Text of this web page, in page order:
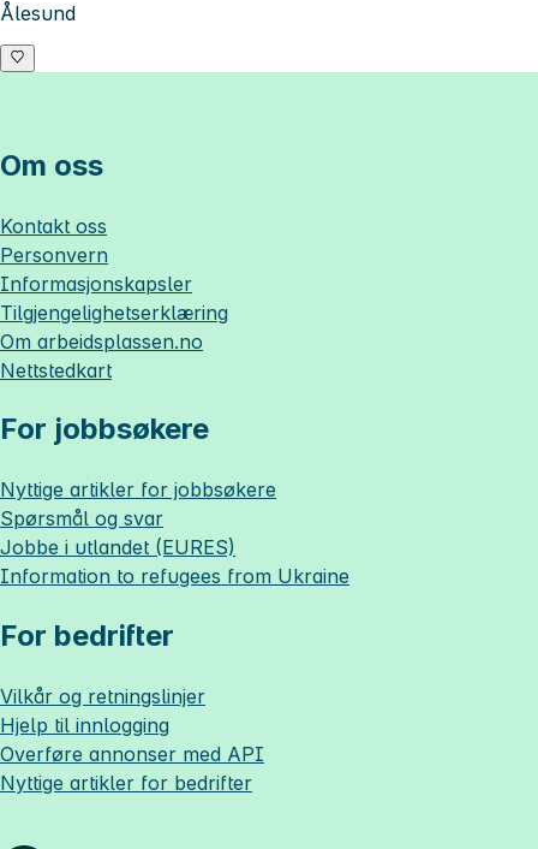
Ålesund
Om oss
Kontakt oss
Personvern
Informasjonskapsler
Tilgjengelighetserklæring
Om arbeidsplassen.no
Nettstedkart
For jobbsøkere
Nyttige artikler for jobbsøkere
Spørsmål og svar
Jobbe i utlandet (EURES)
Information to refugees from Ukraine
For bedrifter
Vilkår og retningslinjer
Hjelp til innlogging
Overføre annonser med API
Nyttige artikler for bedrifter